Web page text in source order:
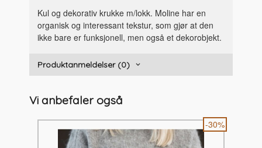
Kul og dekorativ krukke m/lokk. Moline har en
organisk og interessant tekstur, som gjør at den
ikke bare er funksjonell, men også et dekorobjekt.
Produktanmeldelser (0)
Vi anbefaler også
-30%